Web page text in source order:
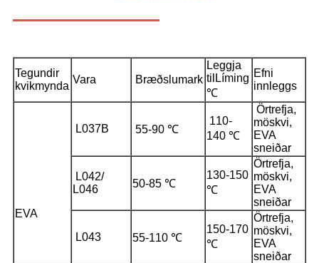
Tegundir
kvikmynda
Vara Bræðslumark
Leggja
til Líming
℃
Efni
innleggs
EVA
L037B 55-90 ℃
110-
140 ℃
Örtrefja,
möskvi,
EVA
sneiðar
L042/
L046
50-85 ℃
130-150
℃
Örtrefja,
möskvi,
EVA
sneiðar
L043 55-110 ℃
150-170
℃
Örtrefja,
möskvi,
EVA
sneiðar